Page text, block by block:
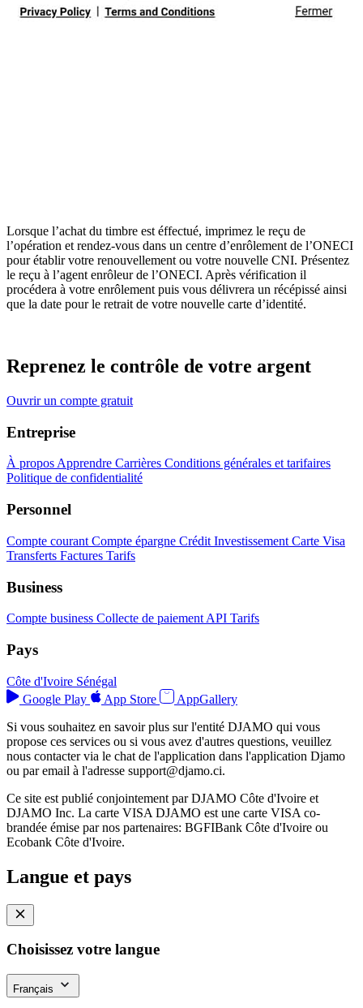
Lorsque l’achat du timbre est éffectué, imprimez le reçu de
l’opération et rendez-vous dans un centre d’enrôlement de l’ONECI
pour établir votre renouvellement ou votre nouvelle CNI. Présentez
le reçu à l’agent enrôleur de l’ONECI. Après vérification il
procédera à votre enrôlement puis vous délivrera un récépissé ainsi
que la date pour le retrait de votre nouvelle carte d’identité.
Reprenez le contrôle de votre argent
Ouvrir un compte gratuit
Entreprise
À propos Apprendre Carrières Conditions générales et tarifaires
Politique de confidentialité
Personnel
Compte courant Compte épargne Crédit Investissement Carte Visa
Transferts Factures Tarifs
Business
Compte business Collecte de paiement API Tarifs
Pays
Côte d'Ivoire Sénégal
Google Play
App Store
AppGallery
Si vous souhaitez en savoir plus sur l'entité DJAMO qui vous
propose ces services ou si vous avez d'autres questions, veuillez
nous contacter via le chat de l'application dans l'application Djamo
ou par email à l'adresse support@djamo.ci.
Ce site est publié conjointement par DJAMO Côte d'Ivoire et
DJAMO Inc. La carte VISA DJAMO est une carte VISA co-
brandée émise par nos partenaires: BGFIBank Côte d'Ivoire ou
Ecobank Côte d'Ivoire.
Langue et pays
Choisissez votre langue
Français